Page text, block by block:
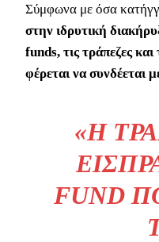
Σύμφωνα με όσα
στην ιδρυτική
funds, τις τράπεζες
φέρεται να συνδέεται
«Η
FUND